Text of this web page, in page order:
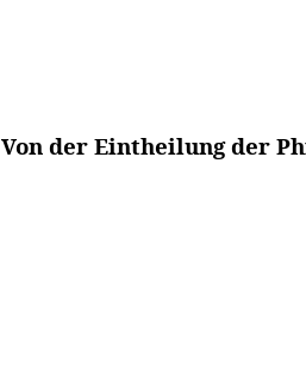
Von der Eintheilung der